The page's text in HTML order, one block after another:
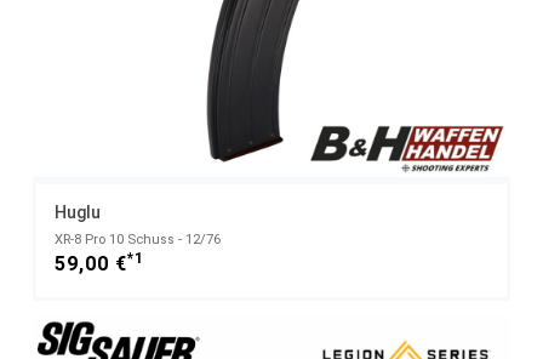
Huglu
XR-8 Pro 10 Schuss - 12/76
59,00 €*1